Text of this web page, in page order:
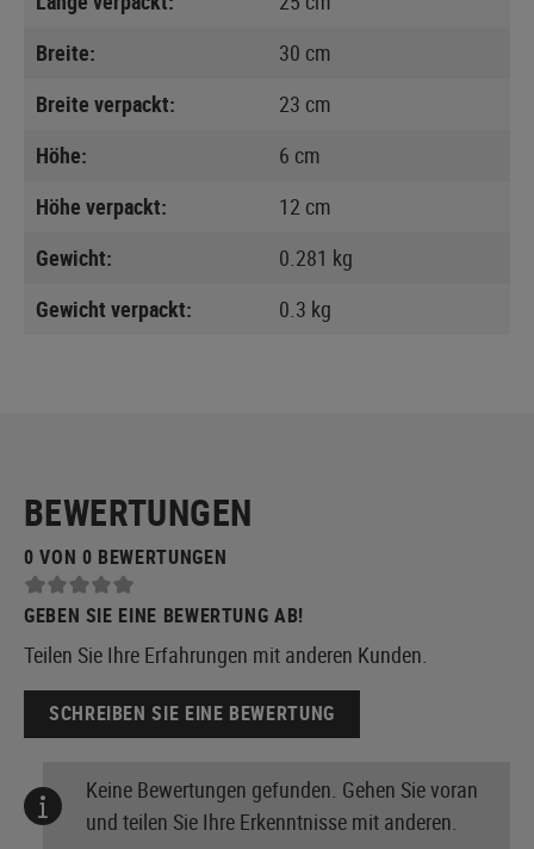
Breite:
30 cm
Breite verpackt:
23 cm
Höhe:
6 cm
Höhe verpackt:
12 cm
Gewicht:
0.281 kg
Gewicht verpackt:
0.3 kg
BEWERTUNGEN
0 VON 0 BEWERTUNGEN
GEBEN SIE EINE BEWERTUNG AB!
Teilen Sie Ihre Erfahrungen mit anderen Kunden.
SCHREIBEN SIE EINE BEWERTUNG
Keine Bewertungen gefunden. Gehen Sie voran
und teilen Sie Ihre Erkenntnisse mit anderen.